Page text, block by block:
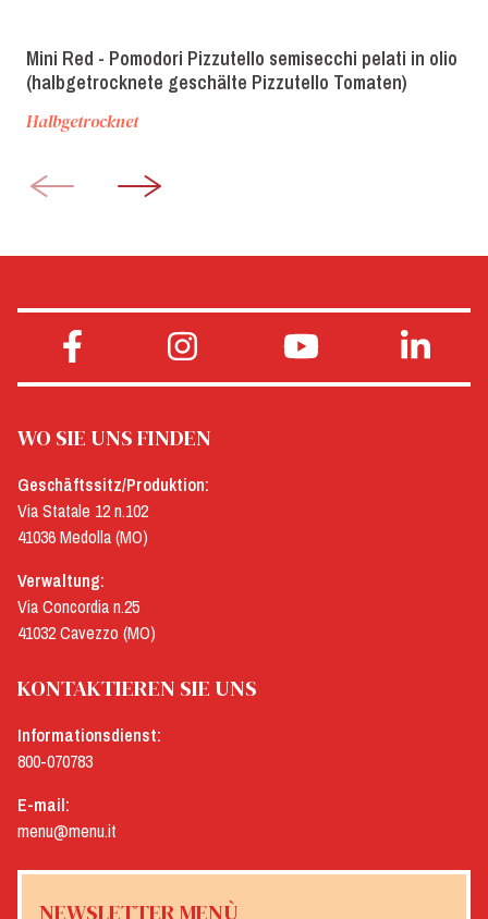
Mini Red - Pomodori Pizzutello semisecchi pelati in olio
(halbgetrocknete geschälte Pizzutello Tomaten)
Halbgetrocknet
WO SIE UNS FINDEN
Geschäftssitz/Produktion:
Via Statale 12 n.102
41036 Medolla (MO)
Verwaltung:
Via Concordia n.25
41032 Cavezzo (MO)
KONTAKTIEREN SIE UNS
Informationsdienst:
800-070783
E-mail:
menu@menu.it
NEWSLETTER MENÙ